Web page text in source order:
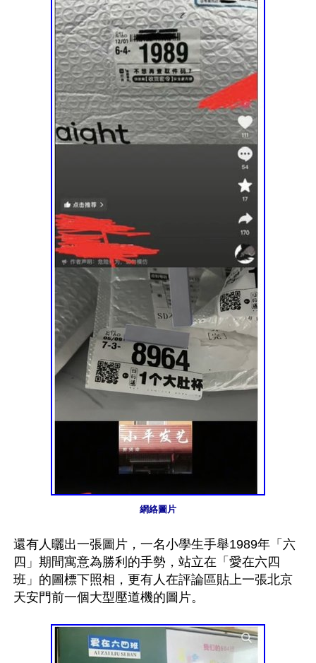
網絡圖片
還有人曬出一張圖片，一名小學生手舉1989年「六
四」期間寓意為勝利的手勢，站立在「愛在六四
班」的圖標下照相，更有人在評論區貼上一張北京
天安門前一個大型壓道機的圖片。